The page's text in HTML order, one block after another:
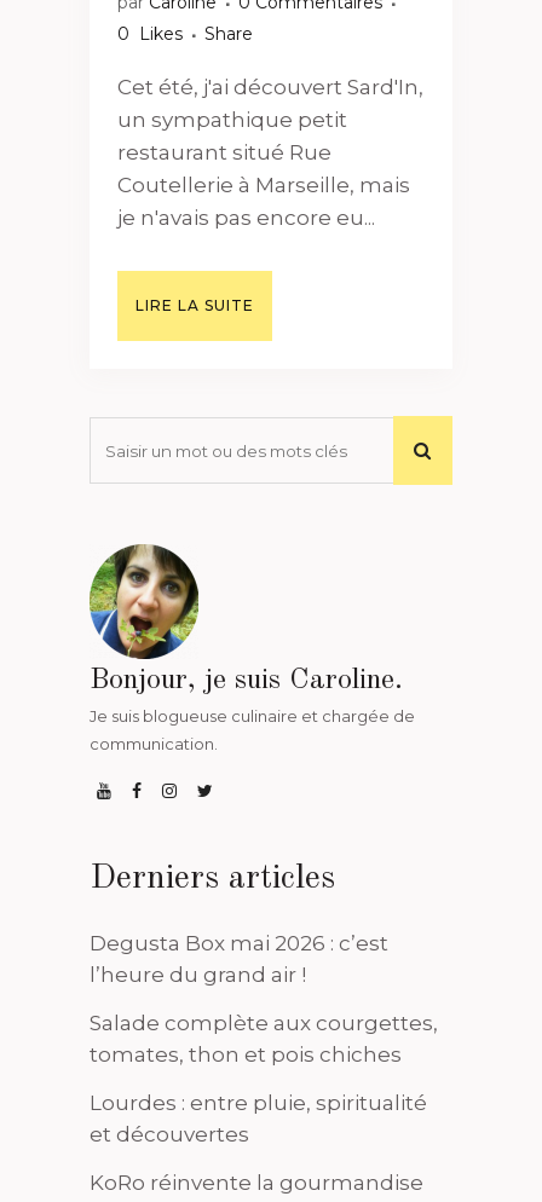
0
Likes Share
Cet été, j'ai découvert Sard'In,
un sympathique petit
restaurant situé Rue
Coutellerie à Marseille, mais
je n'avais pas encore eu...
LIRE LA SUITE
Bonjour, je suis Caroline.
Je suis blogueuse culinaire et chargée de
communication.
Derniers articles
Degusta Box mai 2026 : c’est
l’heure du grand air !
Salade complète aux courgettes,
tomates, thon et pois chiches
Lourdes : entre pluie, spiritualité
et découvertes
KoRo réinvente la gourmandise